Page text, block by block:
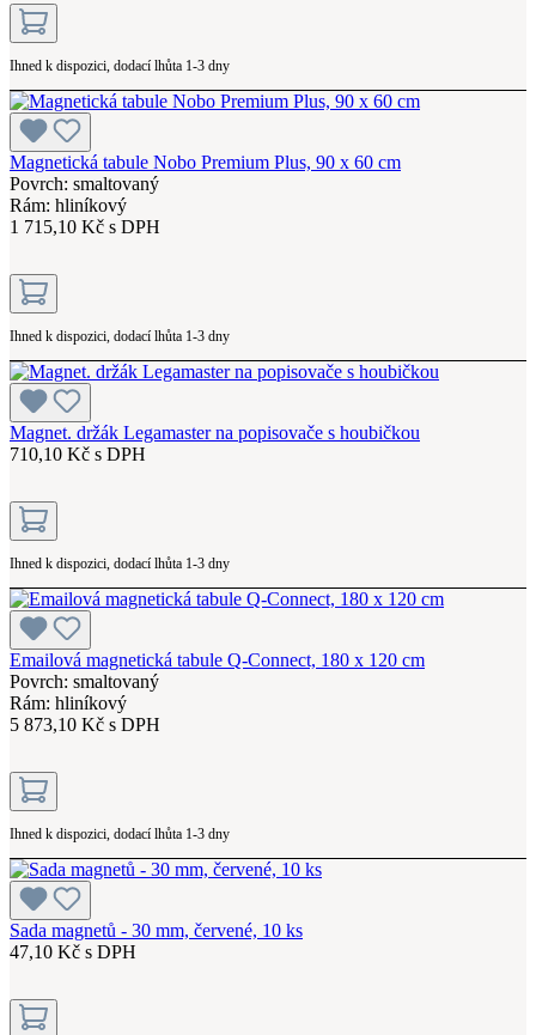
Ihned k dispozici, dodací lhůta 1-3 dny
Magnetická tabule Nobo Premium Plus, 90 x 60 cm
Povrch: smaltovaný
Rám: hliníkový
1 715,10 Kč s DPH
Ihned k dispozici, dodací lhůta 1-3 dny
Magnet. držák Legamaster na popisovače s houbičkou
710,10 Kč s DPH
Ihned k dispozici, dodací lhůta 1-3 dny
Emailová magnetická tabule Q-Connect, 180 x 120 cm
Povrch: smaltovaný
Rám: hliníkový
5 873,10 Kč s DPH
Ihned k dispozici, dodací lhůta 1-3 dny
Sada magnetů - 30 mm, červené, 10 ks
47,10 Kč s DPH